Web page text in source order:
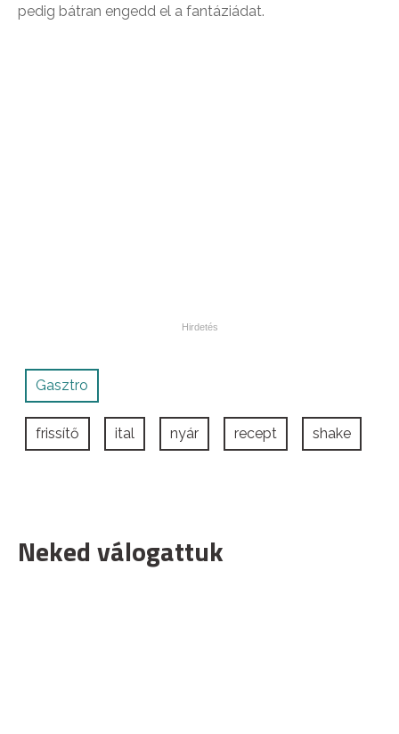
pedig bátran engedd el a fantáziádat.
Gasztro
frissítő ital nyár recept shake
Neked válogattuk